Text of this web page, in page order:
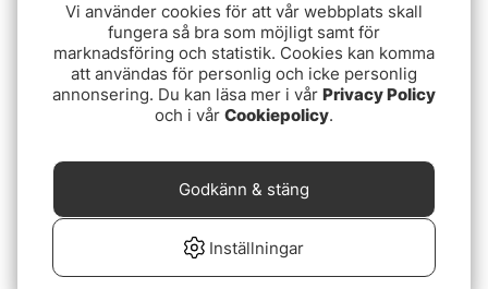
Förvaringsask
Slutsåld
Fladen Rainbow Shineer
Vi använder cookies för att vår webbplats skall
fungera så bra som möjligt samt för
marknadsföring och statistik. Cookies kan komma
att användas för personlig och icke personlig
annonsering. Du kan läsa mer i vår Privacy Policy
och i vår Cookiepolicy.
Inställningar
Godkänn & stäng